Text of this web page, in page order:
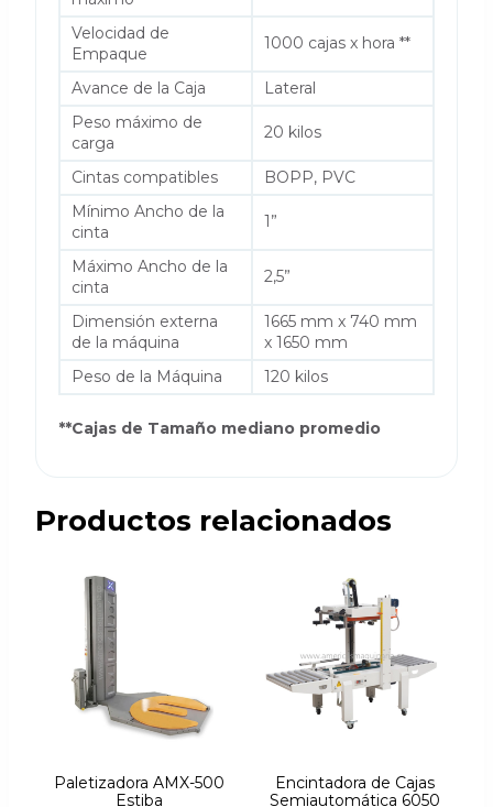
Velocidad de
Empaque
1000 cajas x hora **
Avance de la Caja
Lateral
Peso máximo de
carga
20 kilos
Cintas compatibles
BOPP, PVC
Mínimo Ancho de la
cinta
1”
Máximo Ancho de la
cinta
2,5”
Dimensión externa
de la máquina
1665 mm x 740 mm
x 1650 mm
Peso de la Máquina
120 kilos
**Cajas de Tamaño mediano promedio
Productos relacionados
Paletizadora AMX-500
Estiba
Encintadora de Cajas
Semiautomática 6050